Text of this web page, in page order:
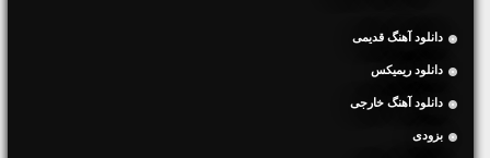
دانلود آهنگ قدیمی
دانلود ریمیکس
دانلود آهنگ خارجی
بزودی